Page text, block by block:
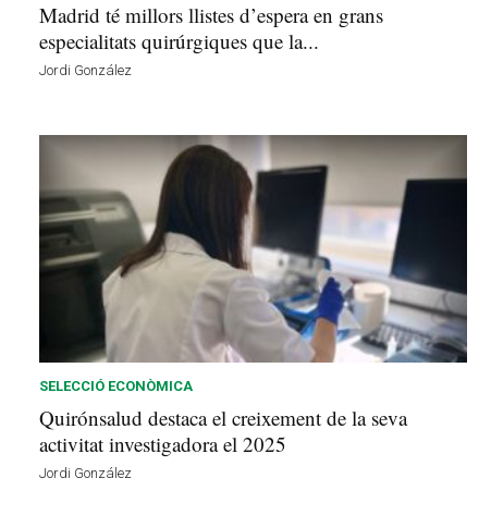
Madrid té millors llistes d’espera en grans
especialitats quirúrgiques que la...
Jordi González
SELECCIÓ ECONÒMICA
Quirónsalud destaca el creixement de la seva
activitat investigadora el 2025
Jordi González